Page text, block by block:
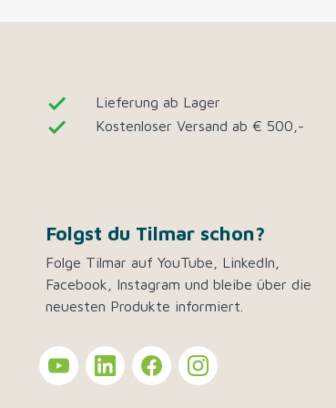
done Lieferung ab Lager
done Kostenloser Versand ab € 500,-
Folgst du Tilmar schon?
Folge Tilmar auf YouTube, LinkedIn,
Facebook, Instagram und bleibe über die
neuesten Produkte informiert.